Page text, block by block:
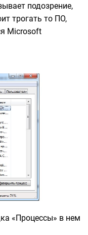
подозрение,
трогать то ПО,
Microsoft
«Процессы» в нем